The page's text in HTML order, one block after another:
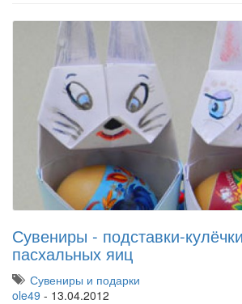
Сувениры - подставки-
пасхальных яиц
Сувениры и подарки
ole49 - 13.04.2012